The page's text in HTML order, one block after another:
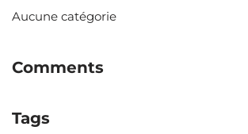
Aucune catégorie
Comments
Tags